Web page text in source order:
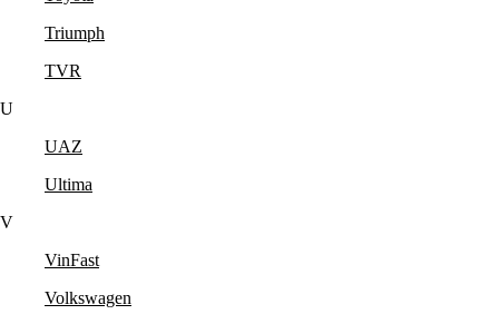
Triumph
TVR
U
UAZ
Ultima
V
VinFast
Volkswagen